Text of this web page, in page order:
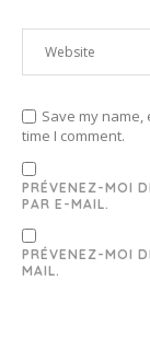
Save my
time I comment.
PRÉVENEZ-MOI
PAR E-MAIL.
PRÉVENEZ-MOI
MAIL.